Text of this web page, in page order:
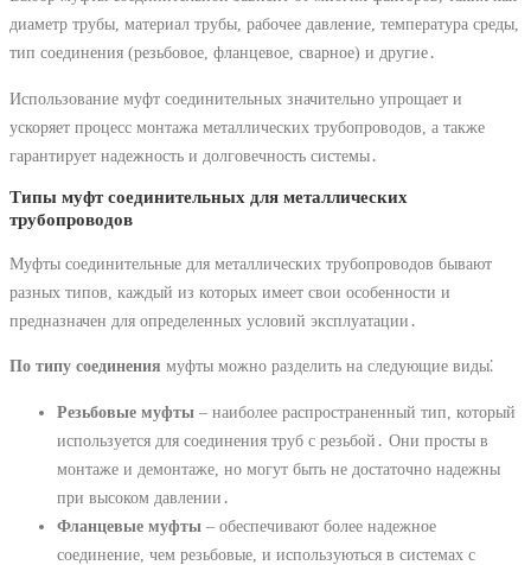
диаметр трубы, материал трубы, рабочее давление, температура среды,
тип соединения (резьбовое, фланцевое, сварное) и другие․
Использование муфт соединительных значительно упрощает и
ускоряет процесс монтажа металлических трубопроводов, а также
гарантирует надежность и долговечность системы․
Типы муфт соединительных для металлических
трубопроводов
Муфты соединительные для металлических трубопроводов бывают
разных типов, каждый из которых имеет свои особенности и
предназначен для определенных условий эксплуатации․
По типу соединения муфты можно разделить на следующие виды⁚
Резьбовые муфты – наиболее распространенный тип, который
используется для соединения труб с резьбой․ Они просты в
монтаже и демонтаже, но могут быть не достаточно надежны
при высоком давлении․
Фланцевые муфты – обеспечивают более надежное
соединение, чем резьбовые, и используються в системах с